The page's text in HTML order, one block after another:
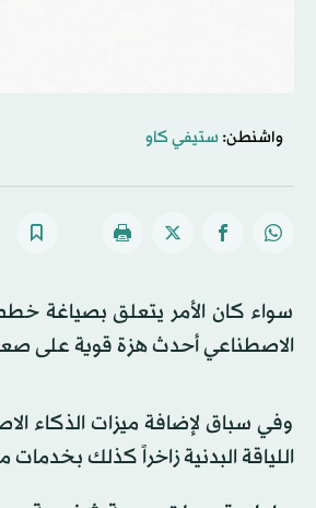
واشنطن: ستيفي كاو
سواء كان الأمر يتعلق بصياغة
الاصطناعي أحدث هزة قوية على
وفي سباق لإضافة ميزات الذكاء
اللياقة البدنية زاخراً كذلك